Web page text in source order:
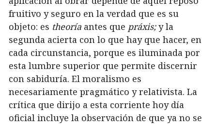
fruitivo y seguro en la verdad que es su
objeto: es theoría antes que práxis;y la
segunda acierta con lo que hay que hacer, en
cada circunstancia, porque es iluminada por
esta lumbre superior que permite discernir
con sabiduría. El moralismo es
necesariamente pragmático y relativista. La
crítica que dirijo a esta corriente hoy día
oficial incluye la observación de que ya no se